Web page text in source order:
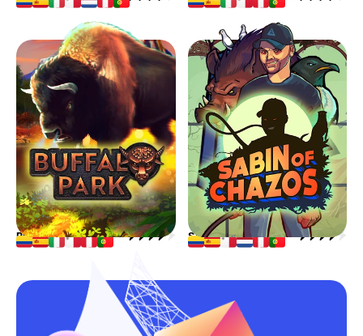
BUFFALO PARK SABIN OF CHAZOS